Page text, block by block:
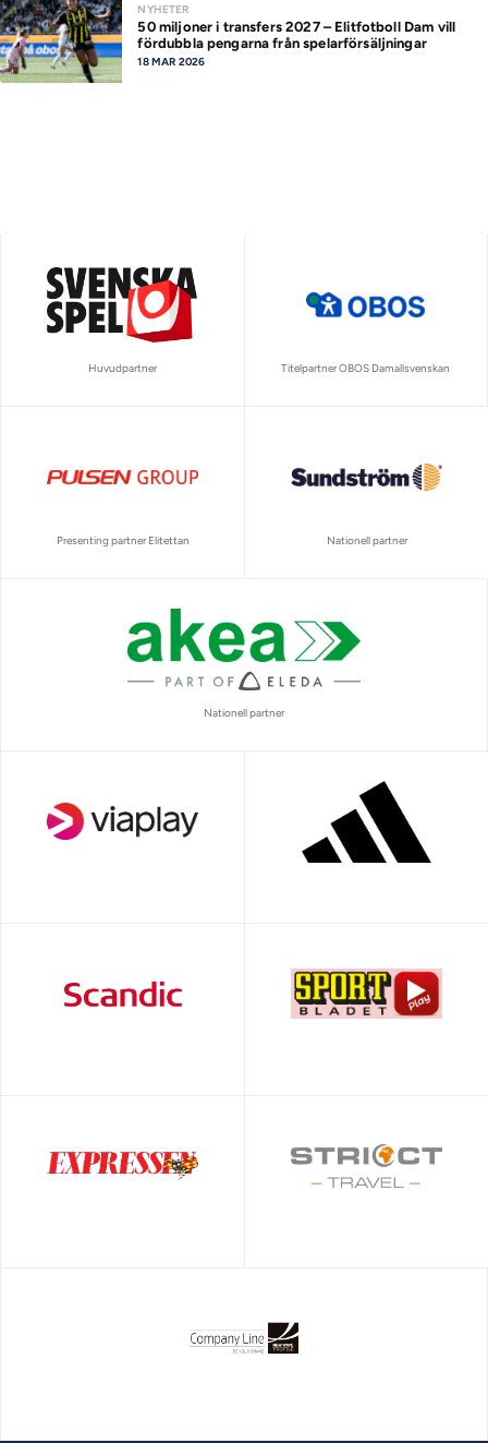
NYHETER
50 miljoner i transfers 2027 – Elitfotboll Dam vill
fördubbla pengarna från spelarförsäljningar
18 MAR 2026
Huvudpartner Titelpartner OBOS Damallsvenskan
Presenting partner Elitettan Nationell partner
Nationell partner